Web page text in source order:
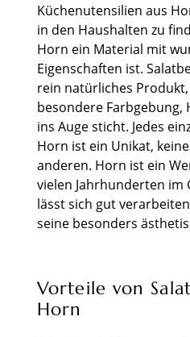
Küchenutensilien aus
in den Haushalten zu
Horn ein Material mit
Eigenschaften ist.
rein natürliches
besondere
ins Auge sticht. Jedes
Horn ist ein Unikat,
anderen. Horn ist ein
vielen Jahrhunderten im
lässt sich gut
seine besonders
Vorteile von
Horn